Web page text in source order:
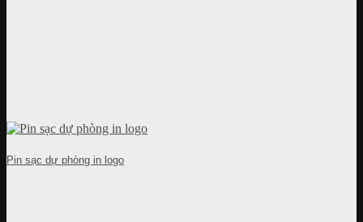
Pin sạc dự phòng in logo